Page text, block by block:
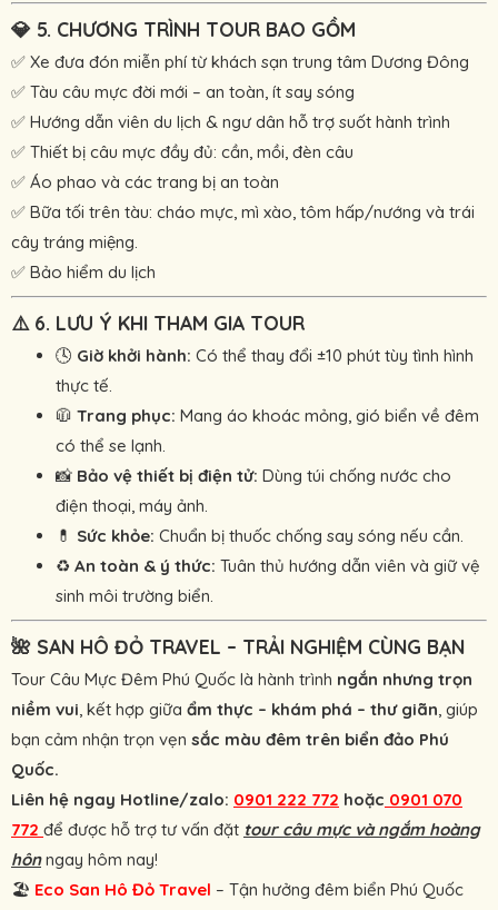
💎 5. CHƯƠNG TRÌNH TOUR BAO GỒM
✅ Xe đưa đón miễn phí từ khách sạn trung tâm Dương Đông
✅ Tàu câu mực đời mới – an toàn, ít say sóng
✅ Hướng dẫn viên du lịch & ngư dân hỗ trợ suốt hành trình
✅ Thiết bị câu mực đầy đủ: cần, mồi, đèn câu
✅ Áo phao và các trang bị an toàn
✅ Bữa tối trên tàu: cháo mực, mì xào, tôm hấp/nướng và trái
cây tráng miệng.
✅ Bảo hiểm du lịch
⚠️ 6. LƯU Ý KHI THAM GIA TOUR
🕓 Giờ khởi hành: Có thể thay đổi ±10 phút tùy tình hình
thực tế.
🧥 Trang phục: Mang áo khoác mỏng, gió biển về đêm
có thể se lạnh.
📸 Bảo vệ thiết bị điện tử: Dùng túi chống nước cho
điện thoại, máy ảnh.
💊 Sức khỏe: Chuẩn bị thuốc chống say sóng nếu cần.
♻️ An toàn & ý thức: Tuân thủ hướng dẫn viên và giữ vệ
sinh môi trường biển.
🌺 SAN HÔ ĐỎ TRAVEL – TRẢI NGHIỆM CÙNG BẠN
Tour Câu Mực Đêm Phú Quốc là hành trình ngắn nhưng trọn
niềm vui, kết hợp giữa ẩm thực – khám phá – thư giãn, giúp
bạn cảm nhận trọn vẹn sắc màu đêm trên biển đảo Phú
Quốc.
Liên hệ ngay Hotline/zalo: 0901 222 772 hoặc 0901 070
772 để được hỗ trợ tư vấn đặt tour câu mực và ngắm hoàng
hônngay hôm nay!
🏖 Eco San Hô Đỏ Travel – Tận hưởng đêm biển Phú Quốc